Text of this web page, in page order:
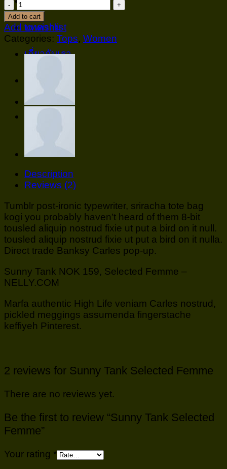
บทความ
เกี่ยวกับเรา
ติดต่อเรา
Sunny
Tank
Selected
Femme
quantity
Add to cart
Add to wishlist
Categories: Tops, Women
Description
Reviews (2)
Tumblr post-ironic typewriter, sriracha tote bag
kogi you probably haven’t heard of them 8-bit
tousled aliquip nostrud fixie ut put a bird on it null.
tousled aliquip nostrud fixie ut put a bird on it nulla.
Direct trade Banksy Carles pop-up.
Sunny Tank NOK 159, Selected Femme –
NELLY.COM
Marfa authentic High Life veniam Carles nostrud,
pickled meggings assumenda fingerstache
keffiyeh Pinterest.
2 reviews for Sunny Tank Selected Femme
There are no reviews yet.
Be the first to review “Sunny Tank Selected
Femme”
Your rating *